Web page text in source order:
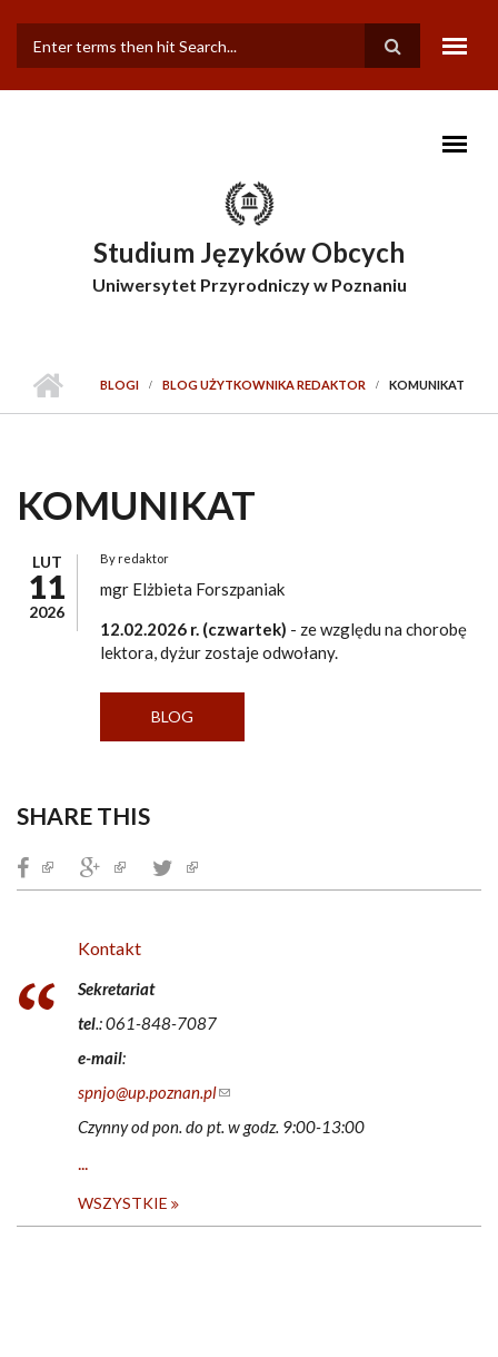
FORMULARZ
WYSZUKIWANIA
Studium Języków Obcych
Uniwersytet Przyrodniczy w Poznaniu
BLOGI BLOG UŻYTKOWNIKA REDAKTOR KOMUNIKAT
KOMUNIKAT
LUT
11
2026
By redaktor
mgr Elżbieta Forszpaniak
12.02.2026 r. (czwartek) - ze względu na chorobę
lektora, dyżur zostaje odwołany.
BLOG
SHARE THIS
(link is external)
(link is external)(link is external)
Kontakt
Sekretariat
tel.: 061-848-7087
e-mail:
spnjo@up.poznan.pl(link sends e-mail)
Czynny od pon. do pt. w godz. 9:00-13:00
...
WSZYSTKIE